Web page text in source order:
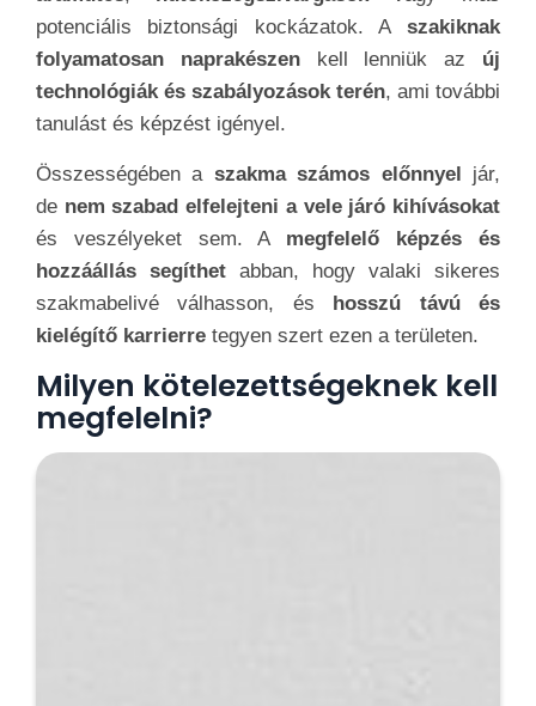
potenciális biztonsági kockázatok. Aszakiknak
folyamatosan naprakészenkell lenniük az új
technológiák és szabályozások terén, ami további
tanulást és képzést igényel.
Összességében a szakma számos előnnyel jár,
de nem szabad elfelejteni a vele járó kihívásokat
és veszélyeket sem. A megfelelő képzés és
hozzáállás segíthet abban, hogy valaki sikeres
szakmabelivé válhasson, és hosszú távú és
kielégítő karrierre tegyen szert ezen a területen.
Milyen kötelezettségeknek kell
megfelelni?